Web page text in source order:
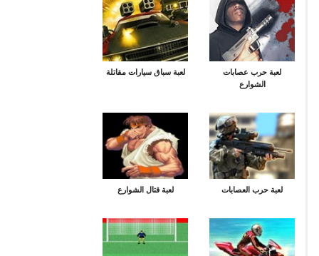
لعبة حرب عصابات
الشوارع
لعبة سباق سيارات مقاتلة
لعبة حرب العصابات لعبة قتال الشوارع